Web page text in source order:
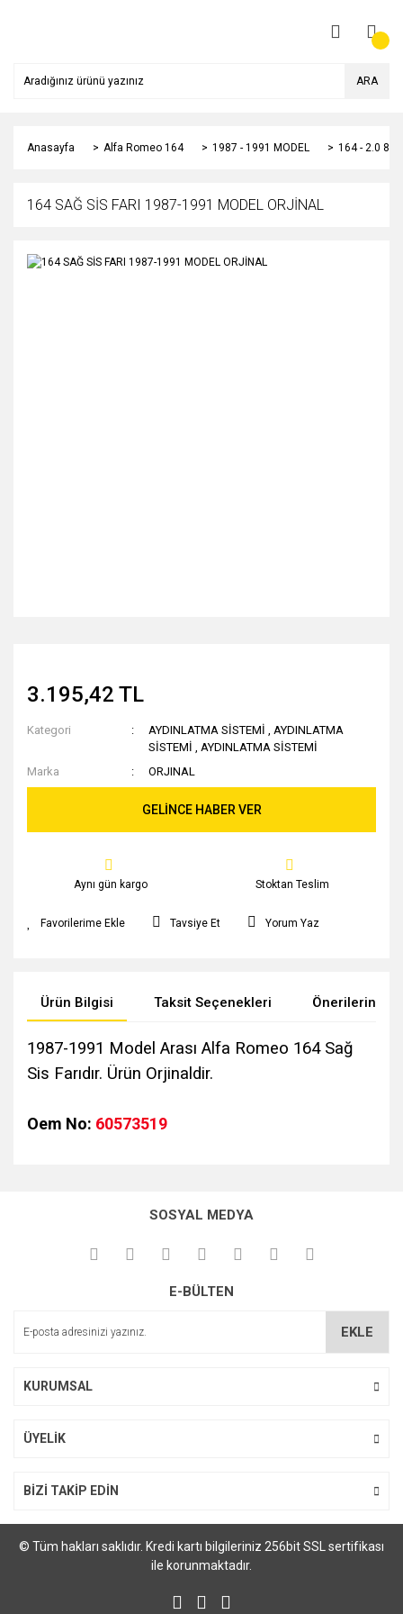
ARA
Anasayfa Alfa Romeo 164 1987 - 1991 MODEL 164 - 2.0 8V
164 SAĞ SİS FARI 1987-1991 MODEL ORJİNAL
3.195,42 TL
Kategori AYDINLATMA SİSTEMİ ,AYDINLATMA
SİSTEMİ ,AYDINLATMA SİSTEMİ
Marka
ORJINAL
GELİNCE HABER VER
Aynı gün kargo Stoktan Teslim
Tavsiye Et Yorum Yaz
Ürün Bilgisi Taksit Seçenekleri Önerileriniz
1987-1991 Model Arası Alfa Romeo 164 Sağ
Sis Farıdır. Ürün Orjinaldir.
Oem No: 60573519
kullanarak tarafımıza iletebilirsiniz.
Görüş ve önerileriniz için teşekkür ederiz.
Ürün açıklamasında eksik bilgiler bulunuyor.
SOSYAL MEDYA
E-BÜLTEN
EKLE
KURUMSAL
ÜYELİK
BİZİ TAKİP EDİN
© Tüm hakları saklıdır. Kredi kartı bilgileriniz 256bit SSL sertifikası
ile korunmaktadır.